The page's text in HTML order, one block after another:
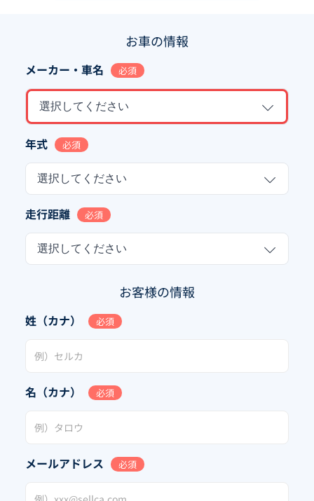
お車の情報
メーカー・車名 必須
選択してください
年式 必須
選択してください
走行距離 必須
選択してください
お客様の情報
姓（カナ） 必須
名（カナ） 必須
メールアドレス 必須